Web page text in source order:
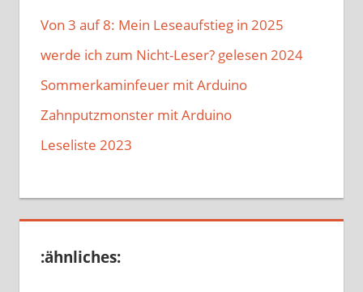
Von 3 auf 8: Mein Leseaufstieg in 2025
werde ich zum Nicht-Leser? gelesen 2024
Sommerkaminfeuer mit Arduino
Zahnputzmonster mit Arduino
Leseliste 2023
:ähnliches: